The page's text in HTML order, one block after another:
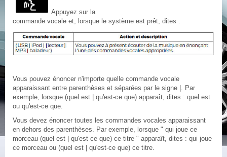
Appuyez sur la
commande vocale et, lorsque le système est prêt, dites :
Vous pouvez énoncer n'importe quelle commande vocale
apparaissant entre parenthèses et séparées par le signe |. Par
exemple, lorsque (quel est | qu'est-ce que) apparaît, dites : quel est
ou qu'est-ce que.
Vous devez énoncer toutes les commandes vocales apparaissant
en dehors des parenthèses. Par exemple, lorsque " qui joue ce
morceau (quel est | qu'est ce que) ce titre " apparaît, dites : qui joue
ce morceau ou (quel est | qu'est-ce que) ce titre.